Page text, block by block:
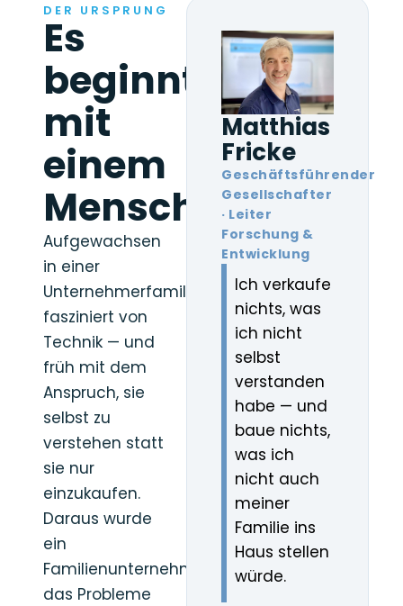
DER URSPRUNG
Es
beginnt
mit
einem
Menschen.
Aufgewachsen
in einer
Unternehmerfamilie,
fasziniert von
Technik — und
früh mit dem
Anspruch, sie
selbst zu
verstehen statt
sie nur
einzukaufen.
Daraus wurde
ein
Familienunternehmen,
das Probleme
Matthias
Fricke
Geschäftsführender
Gesellschafter
· Leiter
Forschung &
Entwicklung
Ich verkaufe
nichts, was
ich nicht
selbst
verstanden
habe — und
baue nichts,
was ich
nicht auch
meiner
Familie ins
Haus stellen
würde.